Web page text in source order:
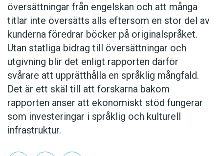
översättningar från engelskan och att många
titlar inte översätts alls eftersom en stor del av
kunderna föredrar böcker på originalspråket.
Utan statliga bidrag till översättningar och
utgivning blir det enligt rapporten därför
svårare att upprätthålla en språklig mångfald.
Det är ett skäl till att forskarna bakom
rapporten anser att ekonomiskt stöd fungerar
som investeringar i språklig och kulturell
infrastruktur.